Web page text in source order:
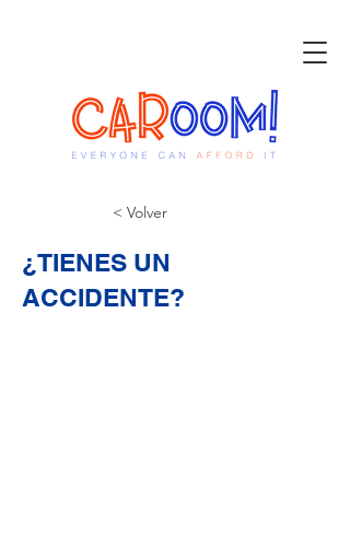
< Volver
¿TIENES UN
ACCIDENTE?